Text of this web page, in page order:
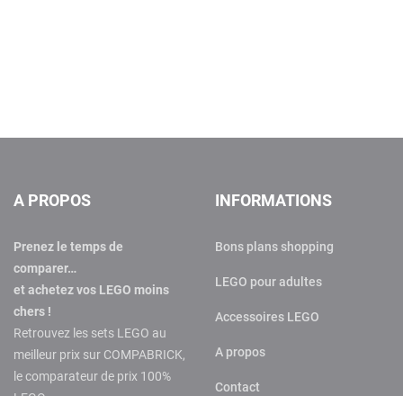
A PROPOS
Prenez le temps de
comparer…
et achetez vos LEGO moins
chers !
Retrouvez les sets LEGO au
meilleur prix sur COMPABRICK,
le comparateur de prix 100%
INFORMATIONS
Bons plans shopping
LEGO pour adultes
Accessoires LEGO
A propos
Contact